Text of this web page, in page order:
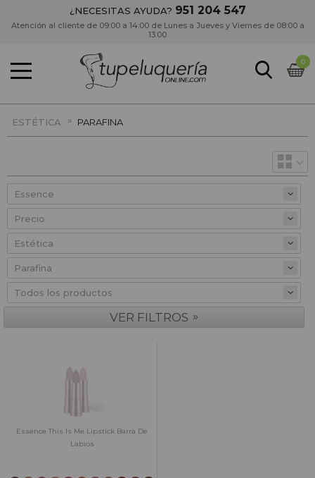
¿NECESITAS AYUDA? 951 204 547
Atención al cliente de 09:00 a 14:00 de Lunes a Jueves y Viernes de 08:00 a
13:00
0
ESTÉTICA » PARAFINA
Precio
VER FILTROS »
Essence This Is Me Lipstick Barra De
Labios